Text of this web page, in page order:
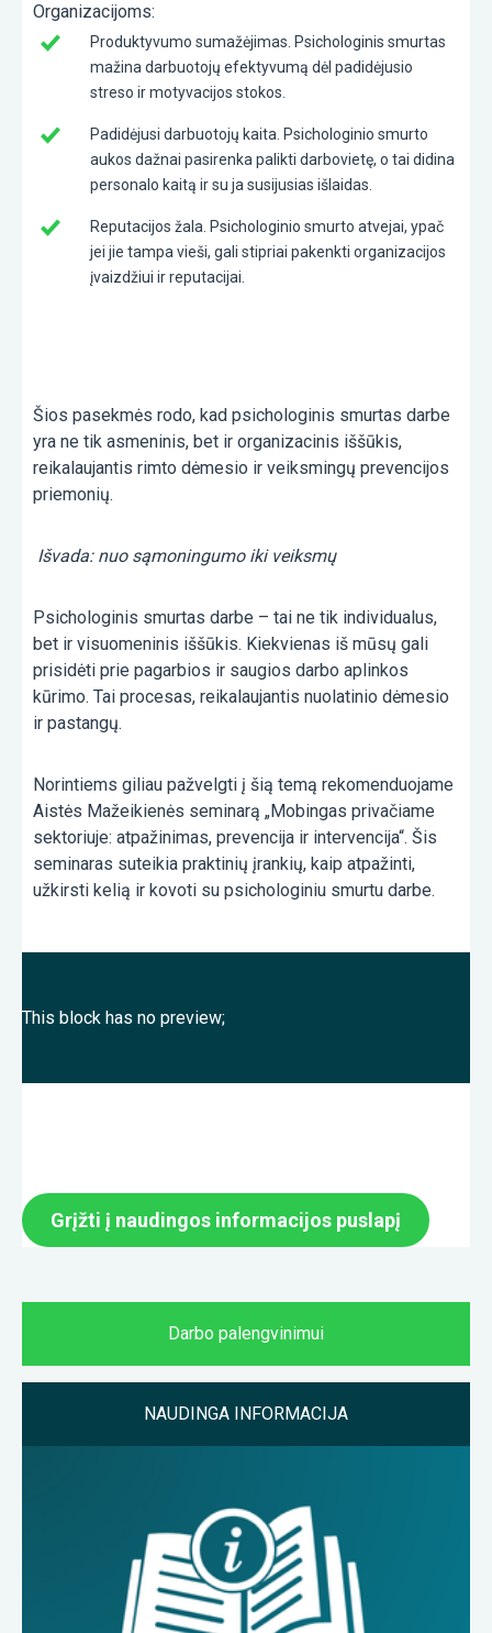
Organizacijoms:
Produktyvumo sumažėjimas. Psichologinis smurtas
mažina darbuotojų efektyvumą dėl padidėjusio
streso ir motyvacijos stokos.
Padidėjusi darbuotojų kaita. Psichologinio smurto
aukos dažnai pasirenka palikti darbovietę, o tai didina
personalo kaitą ir su ja susijusias išlaidas.
Reputacijos žala. Psichologinio smurto atvejai, ypač
jei jie tampa vieši, gali stipriai pakenkti organizacijos
įvaizdžiui ir reputacijai.
Šios pasekmės rodo, kad psichologinis smurtas darbe
yra ne tik asmeninis, bet ir organizacinis iššūkis,
reikalaujantis rimto dėmesio ir veiksmingų prevencijos
priemonių.
Išvada: nuo sąmoningumo iki veiksmų
Psichologinis smurtas darbe – tai ne tik individualus,
bet ir visuomeninis iššūkis. Kiekvienas iš mūsų gali
prisidėti prie pagarbios ir saugios darbo aplinkos
kūrimo. Tai procesas, reikalaujantis nuolatinio dėmesio
ir pastangų.
Norintiems giliau pažvelgti į šią temą rekomenduojame
Aistės Mažeikienės seminarą „Mobingas privačiame
sektoriuje: atpažinimas, prevencija ir intervencija“. Šis
seminaras suteikia praktinių įrankių, kaip atpažinti,
užkirsti kelią ir kovoti su psichologiniu smurtu darbe.
This block has no preview;
Grįžti į naudingos informacijos puslapį
Darbo palengvinimui
NAUDINGA INFORMACIJA